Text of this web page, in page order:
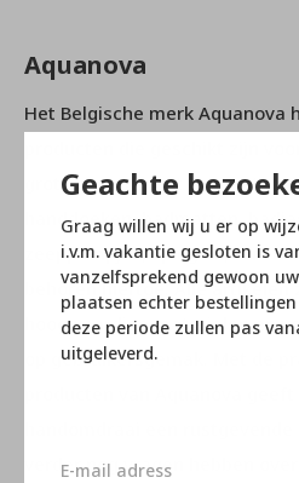
Geachte
Graag willen wij u er op
i.v.m. vakantie gesloten is
vanzelfsprekend gewoon
plaatsen echter
deze periode zullen pas
uitgeleverd.
Aquanova
Het Belgische merk
grote assortiment omslaat
handdoeken, badmatten,
zeeppompjes, spiegels, toilet
behoren hiertoe. Alle
hoogwaardige materialen en
op gebruikersgemak. Met de
verder nog vragen hebben